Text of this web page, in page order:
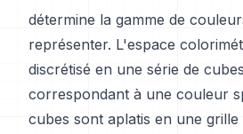
détermine la gamme de
représenter. L'espace
discrétisé en une série de
correspondant à une couleur
cubes sont aplatis en une grille